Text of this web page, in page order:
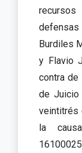
Burdiles
y Flavio
contra de
de Juicio
veintitrés
la